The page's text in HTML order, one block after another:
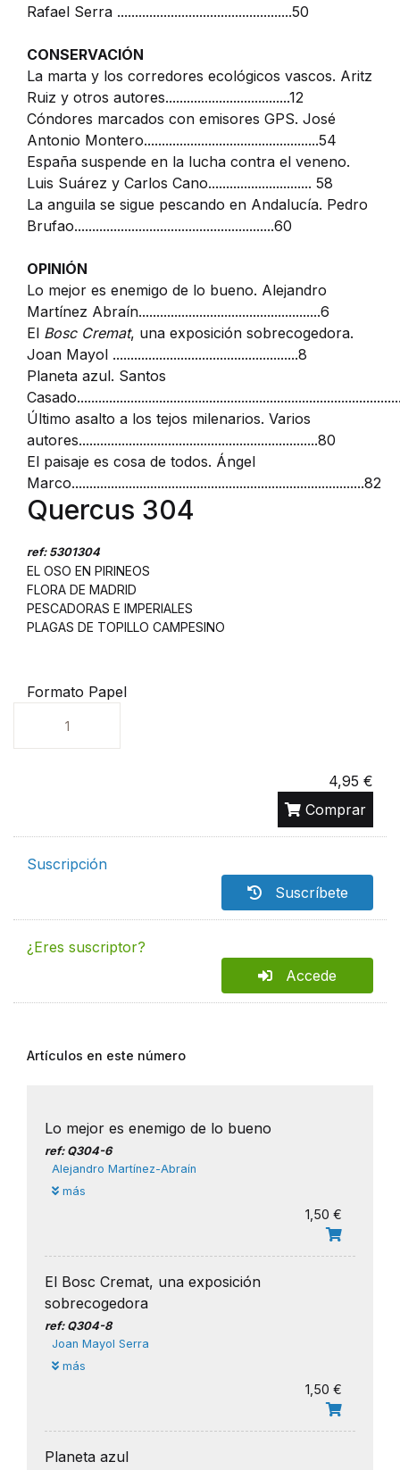
Rafael Serra .................................................50
CONSERVACIÓN
La marta y los corredores ecológicos vascos. Aritz
Ruiz y otros autores...................................12
Cóndores marcados con emisores GPS. José
Antonio Montero.................................................54
España suspende en la lucha contra el veneno.
Luis Suárez y Carlos Cano............................. 58
La anguila se sigue pescando en Andalucía. Pedro
Brufao........................................................60
OPINIÓN
Lo mejor es enemigo de lo bueno. Alejandro
Martínez Abraín...................................................6
El Bosc Cremat, una exposición sobrecogedora.
Joan Mayol ....................................................8
Planeta azul. Santos
Último asalto a los tejos milenarios. Varios
autores...................................................................80
El paisaje es cosa de todos. Ángel
Marco..................................................................................82
Quercus 304
ref: 5301304
EL OSO EN PIRINEOS
FLORA DE MADRID
PESCADORAS E IMPERIALES
PLAGAS DE TOPILLO CAMPESINO
Formato Papel
Unidades
4,95 €
Comprar
Suscripción
Suscríbete
¿Eres suscriptor?
Accede
Artículos en este número
Lo mejor es enemigo de lo bueno
ref: Q304-6
Alejandro Martínez-Abraín
más
1,50 €
El Bosc Cremat, una exposición
sobrecogedora
ref: Q304-8
Joan Mayol Serra
más
1,50 €
Planeta azul